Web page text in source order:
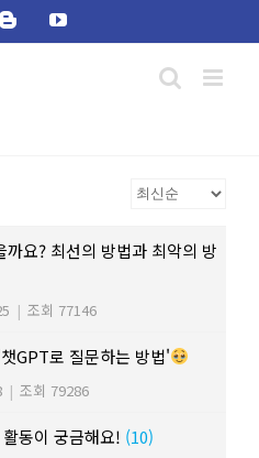
BloggerYouTube
요? 최선의 방법과 최악의 방
| 조회 77146
GPT로 질문하는 방법'
| 조회 79286
동이 궁금해요! (10)